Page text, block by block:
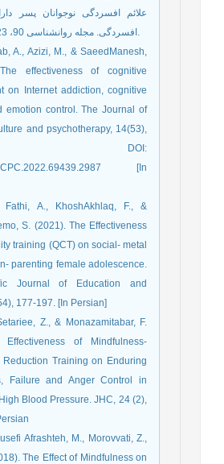
علائم افسردگی نوجوانان پسر
افسردگی. مجله روانشناسی 90، 23(2)، 216-199.
A., Azizi, M., & SaeedManesh,
effectiveness of cognitive
on Internet addiction, cognitive
emotion control. The Journal of
and psychotherapy, 14(53),
149, DOI:
[In
Fathi, A., KhoshAkhlaq, F., &
S. (2021). The Effectiveness
training (QCT) on social- metal
parenting female adolescence.
Journal of Education and
177-197. [In Persian]
Z., & Monazamitabar, F.
of Mindfulness-
Reduction Training on Enduring
Failure and Anger Control in
Blood Pressure. JHC, 24 (2),
Afrashteh, M., Morovvati, Z.,
The Effect of Mindfulness on